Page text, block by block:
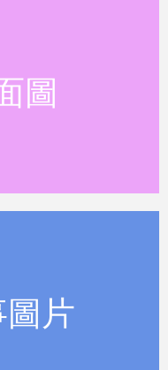
圖
圖片
松賽事圖片。